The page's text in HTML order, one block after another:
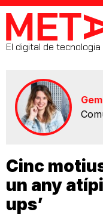
MetaData
El digital de
Cinc
un any
ups’